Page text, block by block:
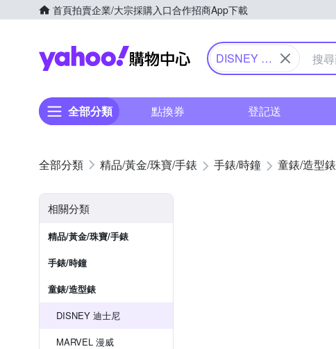
首頁拍賣企業/大宗採購入口合作招商App下載
Yahoo購物中心
DISNEY 迪
全部分類 點換券 登記送
精品/黃金/珠寶/手錶 手錶/時鐘 童錶/造型錶
相關分類
精品/黃金/珠寶/手錶
手錶/時鐘
童錶/造型錶
DISNEY 迪士尼
MARVEL 漫威